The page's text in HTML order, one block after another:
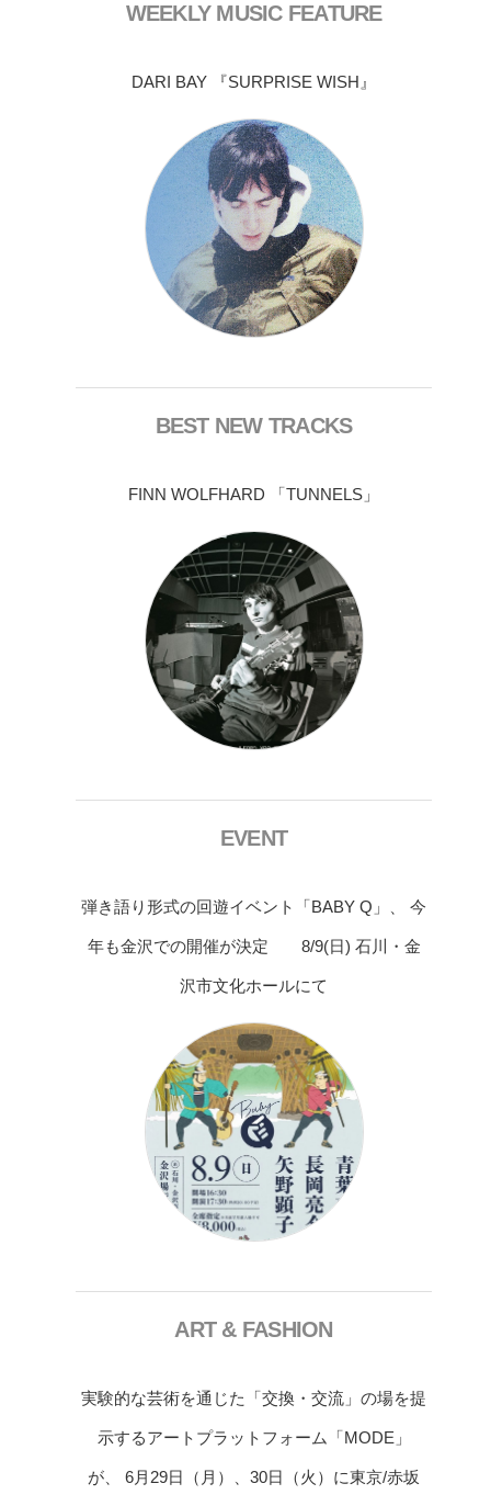
WEEKLY MUSIC FEATURE
DARI BAY 『SURPRISE WISH』
BEST NEW TRACKS
FINN WOLFHARD 「TUNNELS」
EVENT
弾き語り形式の回遊イベント「BABY Q」、 今
年も金沢での開催が決定 8/9(日) 石川・金
沢市文化ホールにて
ART & FASHION
実験的な芸術を通じた「交換・交流」の場を提
示するアートプラットフォーム「MODE」
が、 6月29日（月）、30日（火）に東京/赤坂